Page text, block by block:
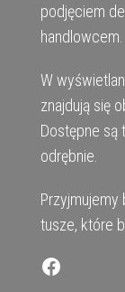
podjęciem
handlowcem.
W
znajdują się
Dostępne są
odrębnie.
Przyjmujemy
tusze, które
Facebook